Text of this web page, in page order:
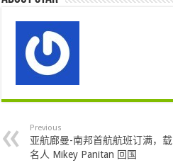
Previous
亚航廊曼-南邦首航航班订满，载
名人 Mikey Panitan 回国